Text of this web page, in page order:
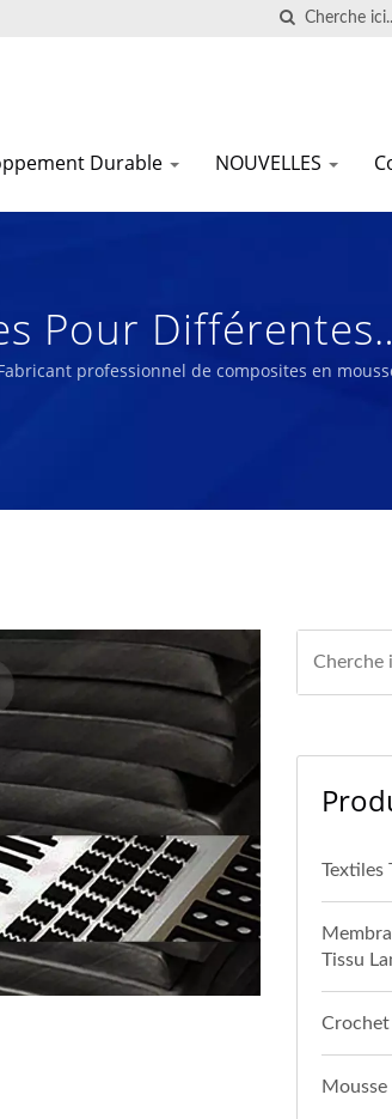
Durable NOUVELLES
Pour Différentes
professionnel de composites en
Textiles
Tissu